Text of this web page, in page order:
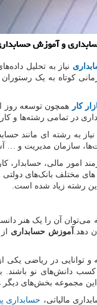
و آموزش
نیاز به تحلیل
کوتاه به یک
کار همچون توسعه روز
در تمامی رشته‌ها و
نیاز به رشته ای
سازمان مدیریت و …
امور مالی،
مختلف بانک‌های
رشته زیاد شده است.
می‌توان آن را یک هنر
دهد. آموزش حسابداری
و توانایی در
کسب دانش‌های نو
این مجموعه بخش‌های
مالیاتی، حسابداری